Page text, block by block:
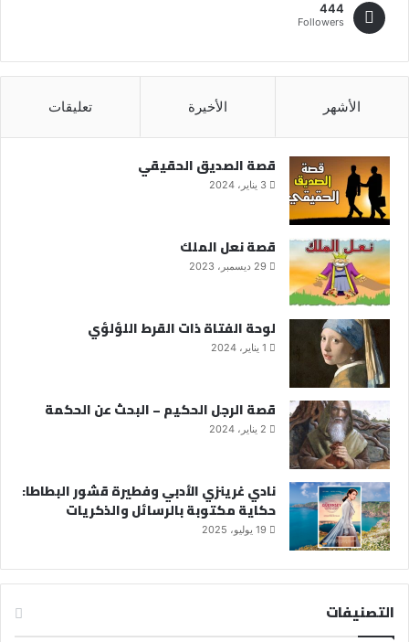
444
Followers
الأشهر الأخيرة تعليقات
قصة الصديق الحقيقي
3 يناير، 2024
قصة نعل الملك
29 ديسمبر، 2023
لوحة الفتاة ذات القرط اللؤلؤي
1 يناير، 2024
قصة الرجل الحكيم – البحث عن الحكمة
2 يناير، 2024
نادي غرينزي الأدبي وفطيرة قشور البطاطا:
حكاية مكتوبة بالرسائل والذكريات
19 يوليو، 2025
التصنيفات